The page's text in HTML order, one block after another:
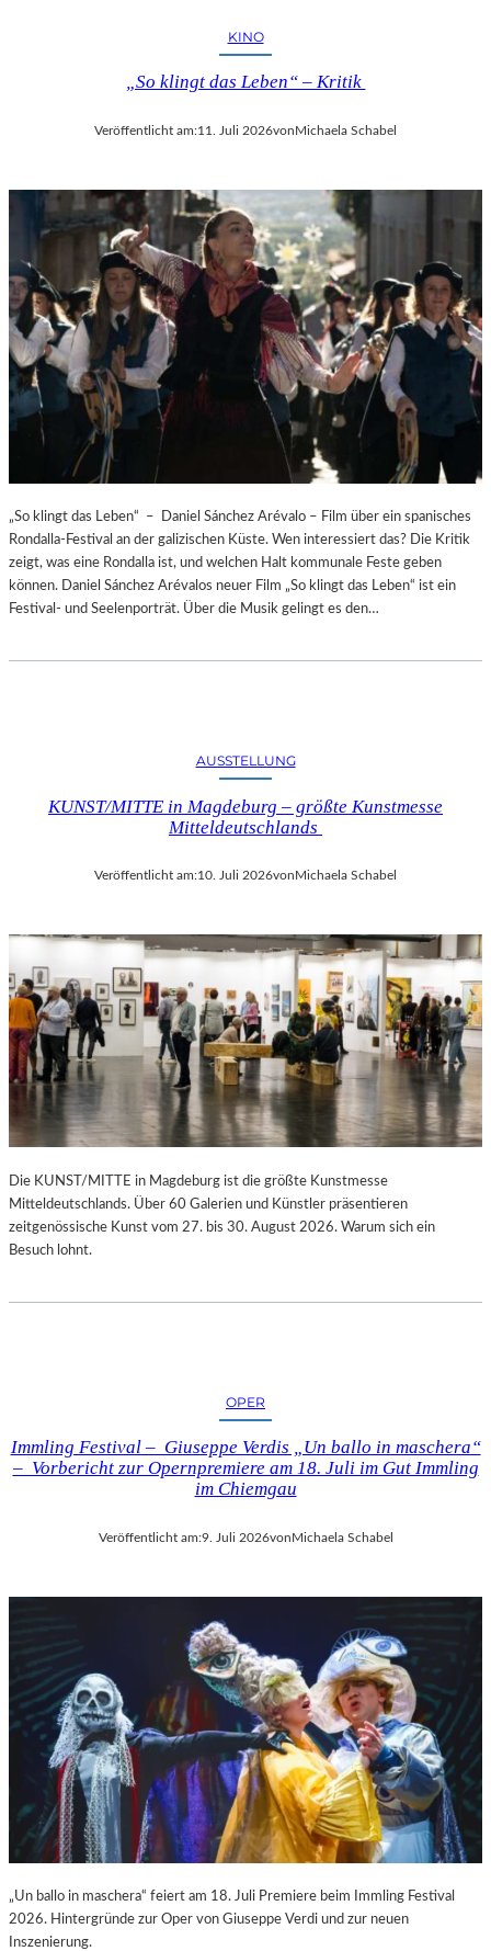
KINO
„So klingt das Leben“ – Kritik
Veröffentlicht am:11. Juli 2026vonMichaela Schabel
„So klingt das Leben“ – Daniel Sánchez Arévalo – Film über ein spanisches
Rondalla-Festival an der galizischen Küste. Wen interessiert das? Die Kritik
zeigt, was eine Rondalla ist, und welchen Halt kommunale Feste geben
können. Daniel Sánchez Arévalos neuer Film „So klingt das Leben“ ist ein
Festival- und Seelenporträt. Über die Musik gelingt es den…
AUSSTELLUNG
KUNST/MITTE in Magdeburg – größte Kunstmesse
Mitteldeutschlands
Veröffentlicht am:10. Juli 2026vonMichaela Schabel
Die KUNST/MITTE in Magdeburg ist die größte Kunstmesse
Mitteldeutschlands. Über 60 Galerien und Künstler präsentieren
zeitgenössische Kunst vom 27. bis 30. August 2026. Warum sich ein
Besuch lohnt.
OPER
Immling Festival – Giuseppe Verdis „Un ballo in maschera“
– Vorbericht zur Opernpremiere am 18. Juli im Gut Immling
im Chiemgau
Veröffentlicht am:9. Juli 2026vonMichaela Schabel
„Un ballo in maschera“ feiert am 18. Juli Premiere beim Immling Festival
2026. Hintergründe zur Oper von Giuseppe Verdi und zur neuen
Inszenierung.